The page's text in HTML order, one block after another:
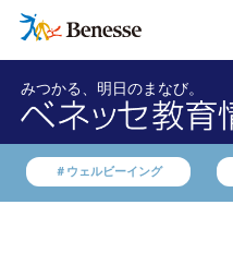
みつかる、明日のまなび。
＃ウェルビーイング